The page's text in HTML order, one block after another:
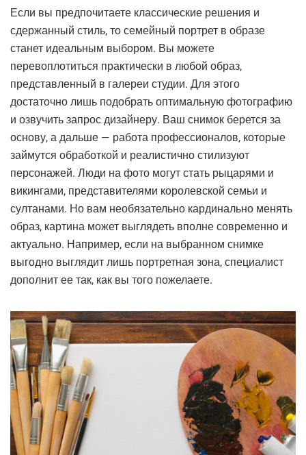
Если вы предпочитаете классические решения и
сдержанный стиль, то семейный портрет в образе
станет идеальным выбором. Вы можете
перевоплотиться практически в любой образ,
представленный в галереи студии. Для этого
достаточно лишь подобрать оптимальную фотографию
и озвучить запрос дизайнеру. Ваш снимок берется за
основу, а дальше — работа профессионалов, которые
займутся обработкой и реалистично стилизуют
персонажей. Люди на фото могут стать рыцарями и
викингами, представителями королевской семьи и
султанами. Но вам необязательно кардинально менять
образ, картина может выглядеть вполне современно и
актуально. Например, если на выбранном снимке
выгодно выглядит лишь портретная зона, специалист
дополнит ее так, как вы того пожелаете.